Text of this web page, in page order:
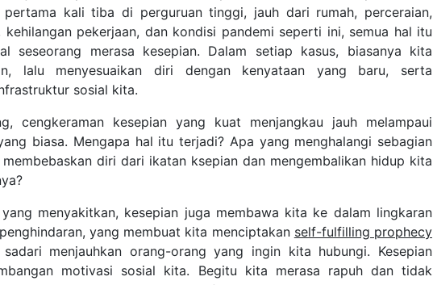
pertama kali tiba di perguruan tinggi, jauh dari rumah, perceraian,
kehilangan pekerjaan, dan kondisi pandemi seperti ini, semua hal itu
seseorang merasa kesepian. Dalam setiap kasus, biasanya kita
lalu menyesuaikan diri dengan kenyataan yang baru, serta
sosial kita.
cengkeraman kesepian yang kuat menjangkau jauh melampaui
biasa. Mengapa hal itu terjadi? Apa yang menghalangi sebagian
diri dari ikatan ksepian dan mengembalikan hidup kita
menyakitkan, kesepian juga membawa kita ke dalam lingkaran
yang membuat kita menciptakan self-fulfilling prophecy
menjauhkan orang-orang yang ingin kita hubungi. Kesepian
motivasi sosial kita. Begitu kita merasa rapuh dan tidak